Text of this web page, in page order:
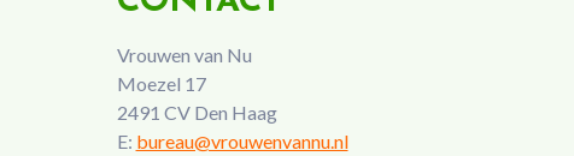
Vrouwen van Nu
Moezel 17
2491 CV Den Haag
E: bureau@vrouwenvannu.nl